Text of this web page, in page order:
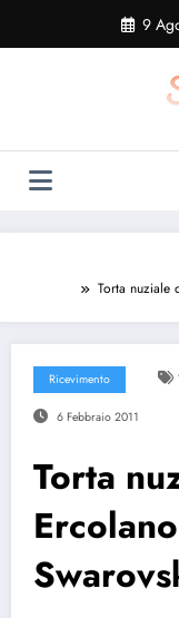
contenuto
9
Torta nuziale
Ricevimento
6 Febbraio 2011
Torta